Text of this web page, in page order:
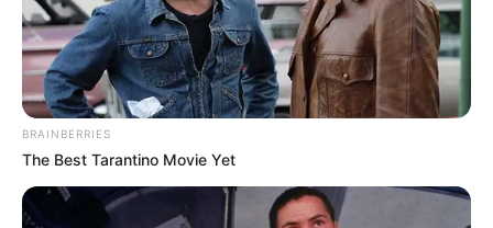
PRIX DE ROME – TOR DI VALLE le
Pronostic de la presse PMU du
Quinté du jour de Bilto, Paris-
Turf, GENY, Tiercé-Magazine…
Le pronostic PMU gagnant du Tiercé Quarté Quinté
du jour par 24 des meilleurs quotidiens de la presse
BRAINBERRIES
The Best Tarantino Movie Yet